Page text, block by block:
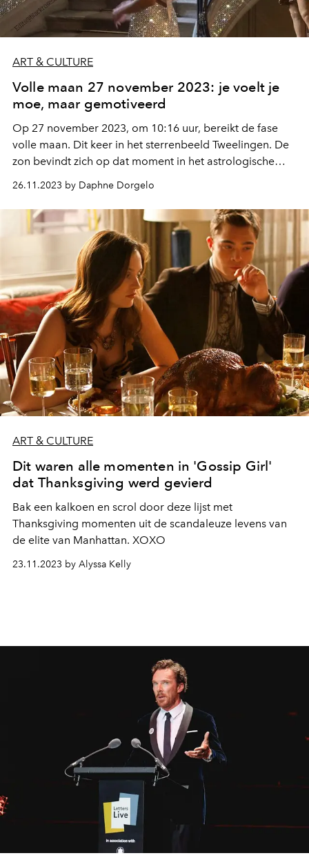
ART & CULTURE
Volle maan 27 november 2023: je voelt je
moe, maar gemotiveerd
Op 27 november 2023, om 10:16 uur, bereikt de fase
volle maan. Dit keer in het sterrenbeeld Tweelingen. De
zon bevindt zich op dat moment in het astrologische
teken Boogschutter, recht tegenover de maan.
26.11.2023 by Daphne Dorgelo
ART & CULTURE
Dit waren alle momenten in 'Gossip Girl'
dat Thanksgiving werd gevierd
Bak een kalkoen en scrol door deze lijst met
Thanksgiving momenten uit de scandaleuze levens van
de elite van Manhattan. XOXO
23.11.2023 by Alyssa Kelly